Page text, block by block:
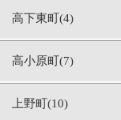
高下東町(4)
高小原町(7)
上野町(10)